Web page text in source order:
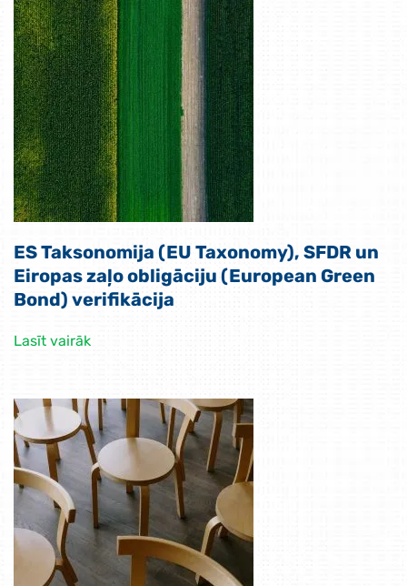
ES Taksonomija (EU Taxonomy), SFDR un
Eiropas zaļo obligāciju (European Green
Bond) verifikācija
Lasīt vairāk